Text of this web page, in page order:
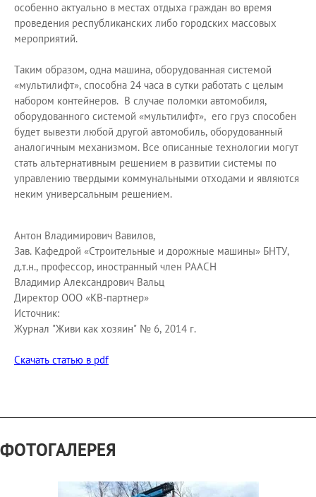
особенно актуально в местах отдыха граждан во время
проведения республиканских либо городских массовых
мероприятий.
Таким образом, одна машина, оборудованная системой
«мультилифт», способна 24 часа в сутки работать с целым
набором контейнеров. В случае поломки автомобиля,
оборудованного системой «мультилифт», его груз способен
будет вывезти любой другой автомобиль, оборудованный
аналогичным механизмом. Все описанные технологии могут
стать альтернативным решением в развитии системы по
управлению твердыми коммунальными отходами и являются
неким универсальным решением.
Антон Владимирович Вавилов,
Зав. Кафедрой «Строительные и дорожные машины» БНТУ,
д.т.н., профессор, иностранный член РААСН
Владимир Александрович Вальц
Директор ООО «КВ-партнер»
Источник:
Журнал "Живи как хозяин" № 6, 2014 г.
Скачать статью в pdf
ФОТОГАЛЕРЕЯ